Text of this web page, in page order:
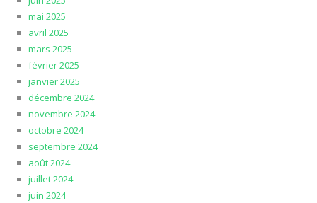
mai 2025
avril 2025
mars 2025
février 2025
janvier 2025
décembre 2024
novembre 2024
octobre 2024
septembre 2024
août 2024
juillet 2024
juin 2024